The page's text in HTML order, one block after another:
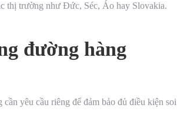
thị trường như Đức, Séc, Áo hay Slovakia.
đường hàng
yêu cầu riêng để đảm bảo đủ điều kiện soi